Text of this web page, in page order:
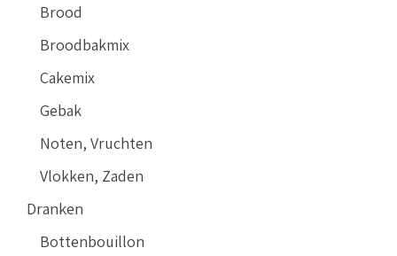
Brood
Broodbakmix
Cakemix
Gebak
Noten, Vruchten
Vlokken, Zaden
Dranken
Bottenbouillon